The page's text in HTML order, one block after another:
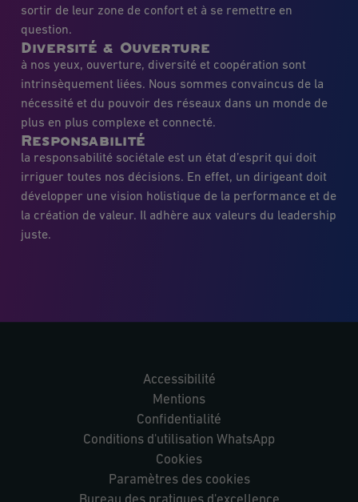
sortir de leur zone de confort et à se remettre en
question.
Diversité & Ouverture
à nos yeux, ouverture, diversité et coopération sont
intrinsèquement liées. Nous sommes convaincus de la
nécessité et du pouvoir des réseaux dans un monde de
plus en plus complexe et connecté.
Responsabilité
la responsabilité sociétale est un état d’esprit qui doit
irriguer toutes nos décisions. En effet, un dirigeant doit
développer une vision holistique de la performance et de
la création de valeur. Il adhère aux valeurs du leadership
juste.
Accessibilité
Mentions
Confidentialité
Conditions d'utilisation WhatsApp
Cookies
Paramètres des cookies